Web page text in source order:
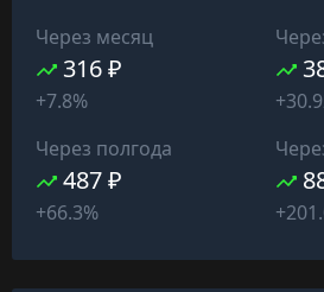
Через месяц
316 ₽
+7.8%
Через полгода
487 ₽
+66.3%